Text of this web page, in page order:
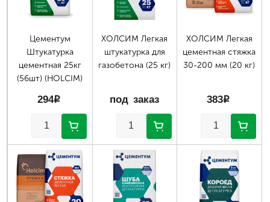
Цементум
Штукатурка
цементная 25кг
(56шт) (HOLCIM)
294p
ХОЛСИМ Легкая
штукатурка для
газобетона (25 кг)
под заказ
ХОЛСИМ Легкая
цементная стяжка
30-200 мм (20 кг)
383p